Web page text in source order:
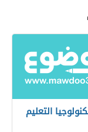
التعليم